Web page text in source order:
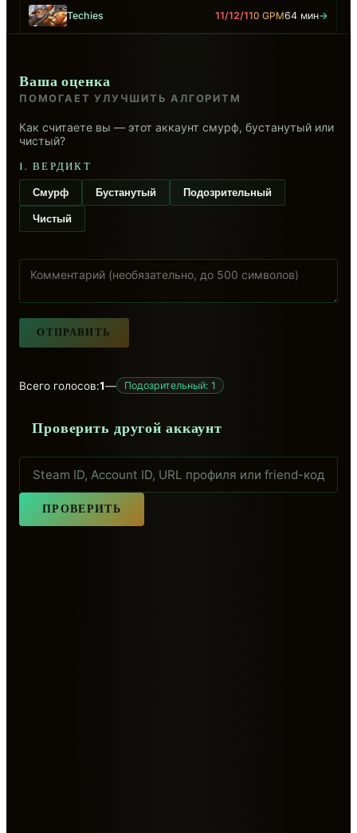
Techies 11/12/110 GPM64 мин→
Ваша оценка
ПОМОГАЕТ УЛУЧШИТЬ АЛГОРИТМ
Как считаете вы — этот аккаунт смурф, бустанутый или
чистый?
1. ВЕРДИКТ
Смурф Бустанутый Подозрительный
Чистый
ОТПРАВИТЬ
Всего голосов:1— Подозрительный: 1
Проверить другой аккаунт
ПРОВЕРИТЬ